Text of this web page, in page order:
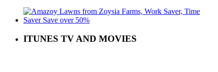
ITUNES TV AND MOVIES